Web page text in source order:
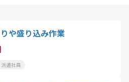
や盛り込み作業
派遣社員